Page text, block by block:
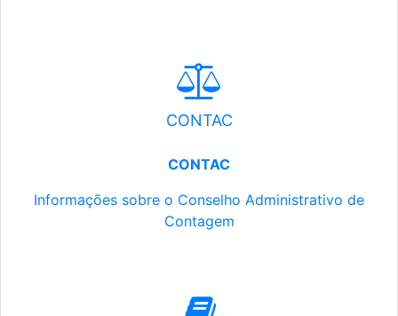
CONTAC
CONTAC
Informações sobre o Conselho Administrativo de
Contagem